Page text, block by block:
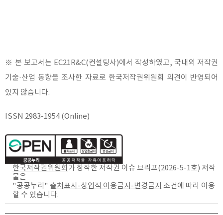
※ 본 보고서는 EC21R&C(컨설팅사)에서 작성하였고, 국내외 저작권
기술·산업 동향을 조사한 자료로 한국저작권위원회 의견이 반영되어
있지 않습니다.
ISSN 2983-1954 (Online)
한국저작권위원회 가 창작한 저작권 이슈 브리프(2026-5-1호) 저작
물은
"공공누리" 출처표시-상업적 이용금지-변경금지 조건에 따라 이용
할 수 있습니다.